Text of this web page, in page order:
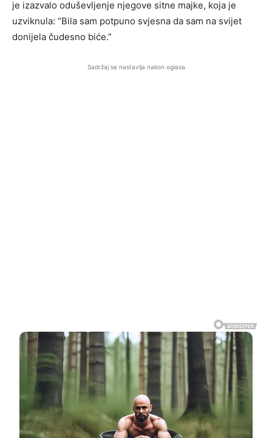
je izazvalo oduševljenje njegove sitne majke, koja je
uzviknula: “Bila sam potpuno svjesna da sam na svijet
donijela čudesno biće.”
Sadržaj se nastavlja nakon oglasa